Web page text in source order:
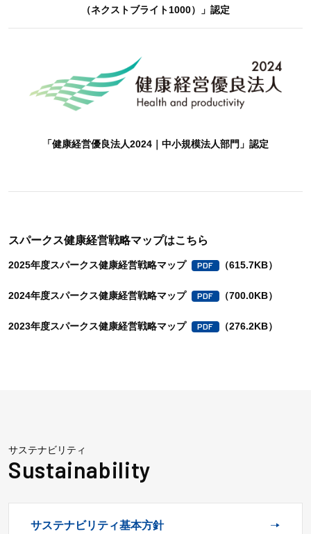
（ネクストブライト1000）」認定
「健康経営優良法人2024｜中小規模法人部門」認定
スパークス健康経営戦略マップはこちら
2025年度スパークス健康経営戦略マップ （615.7KB）
2024年度スパークス健康経営戦略マップ （700.0KB）
2023年度スパークス健康経営戦略マップ （276.2KB）
サステナビリティ
サステナビリティ基本方針